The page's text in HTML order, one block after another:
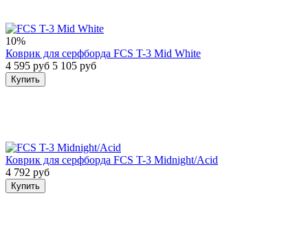
10%
Коврик для серфборда FCS T-3 Mid White
4 595 руб 5 105 руб
Купить
Коврик для серфборда FCS T-3 Midnight/Acid
4 792 руб
Купить